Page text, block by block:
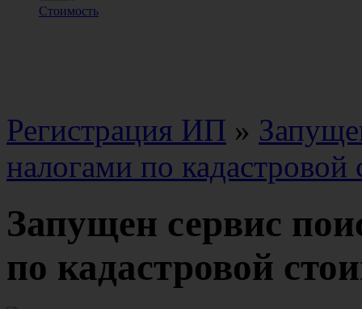
Стоимость
Регистрация ИП »
налогами по
Запущен сервис
по кадастровой